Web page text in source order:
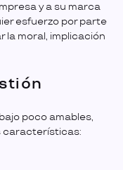
y a su marca
esfuerzo por parte
la moral, implicación
poco amables,
características: